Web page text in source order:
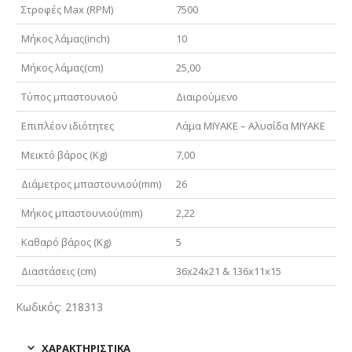
Στροφές Μax (RPM) 7500
Μήκος λάμας(inch) 10
Μήκος λάμας(cm) 25,00
Τύπος μπαστουνιού Διαιρούμενο
Επιπλέον ιδιότητες Λάμα MIYAKE – Αλυσίδα MIYAKE
Μεικτό βάρος (Kg) 7,00
Διάμετρος μπαστουνιού(mm) 26
Μήκος μπαστουνιού(mm) 2,22
Καθαρό βάρος (Kg) 5
Διαστάσεις (cm) 36x24x21 & 136x11x15
Κωδικός: 218313
ΧΑΡΑΚΤΗΡΙΣΤΙΚΑ